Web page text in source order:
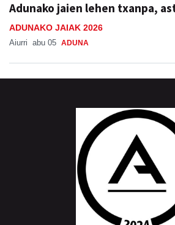
Adunako jaien lehen txanpa,
ADUNAKO JAIAK 2026
Aiurri abu 05 ADUNA